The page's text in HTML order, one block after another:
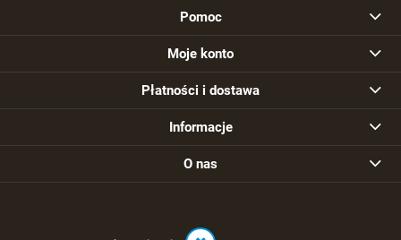
Pomoc
Moje konto
Płatności i dostawa
Informacje
O nas